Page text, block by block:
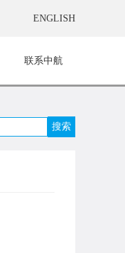
ENGLISH
联系中航